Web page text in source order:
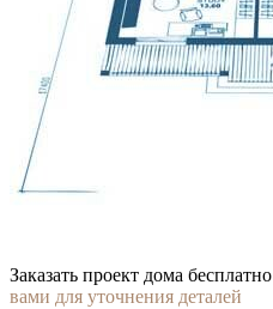
Заказать проект дома бесплатно
вами для уточнения деталей